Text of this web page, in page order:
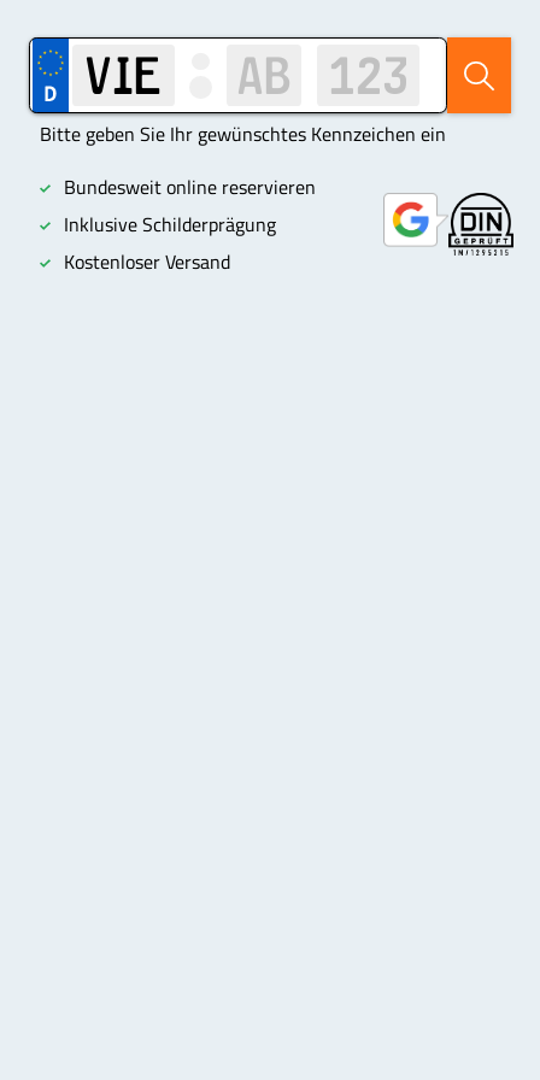
Bitte geben Sie Ihr gewünschtes Kennzeichen ein
Bundesweit online reservieren
Inklusive Schilderprägung
Kostenloser Versand